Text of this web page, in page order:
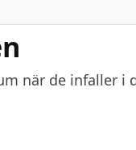
när de infaller i